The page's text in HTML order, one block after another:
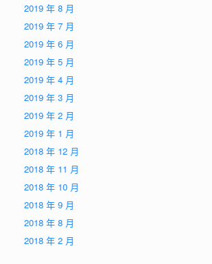
2019 年 8 月
2019 年 7 月
2019 年 6 月
2019 年 5 月
2019 年 4 月
2019 年 3 月
2019 年 2 月
2019 年 1 月
2018 年 12 月
2018 年 11 月
2018 年 10 月
2018 年 9 月
2018 年 8 月
2018 年 2 月